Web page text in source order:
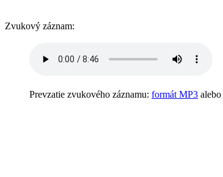
Zvukový záznam:
Prevzatie zvukového záznamu: formát MP3 alebo